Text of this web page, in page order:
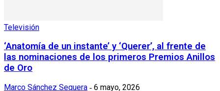
Televisión
‘Anatomía de un instante’ y ‘Querer’, al frente de
las nominaciones de los primeros Premios Anillos
de Oro
Marco Sánchez Sequera - 6 mayo, 2026